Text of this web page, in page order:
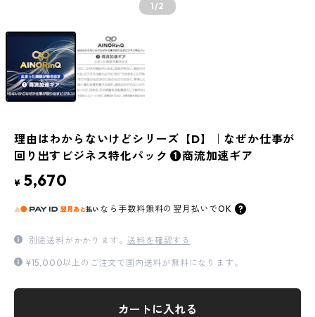
1/2
理由はわからないけどシリーズ【D】｜なぜか仕事が
回り出すビジネス特化パック ❶商流加速ギア
¥ 5,670
なら 手数料無料の 翌月払いでOK
別途送料がかかります。送料を確認する
¥15,000以上のご注文で国内送料が無料になります。
カートに入れる